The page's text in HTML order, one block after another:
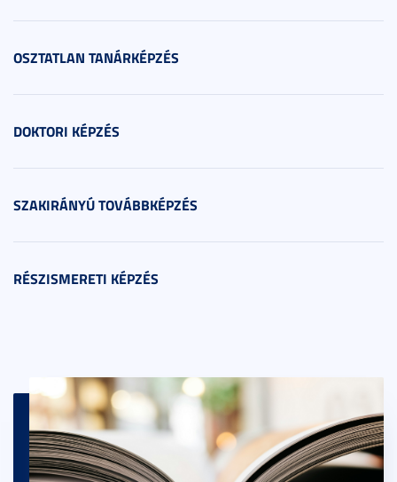
OSZTATLAN TANÁRKÉPZÉS
DOKTORI KÉPZÉS
SZAKIRÁNYÚ TOVÁBBKÉPZÉS
RÉSZISMERETI KÉPZÉS